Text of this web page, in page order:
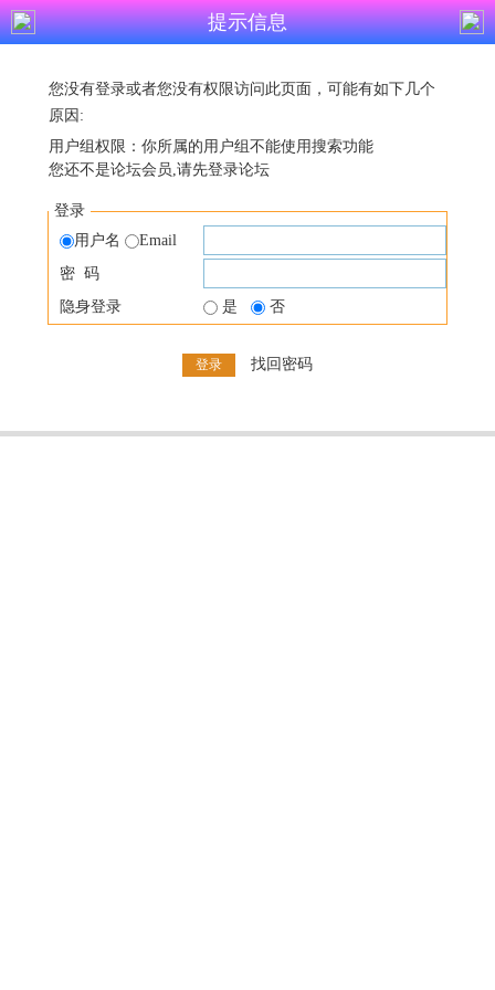
提示信息
您没有登录或者您没有权限访问此页面，可能有如下几个
原因:
用户组权限：你所属的用户组不能使用搜索功能
您还不是论坛会员,请先登录论坛
登录
用户名
Email
密 码
隐身登录
是 否
找回密码